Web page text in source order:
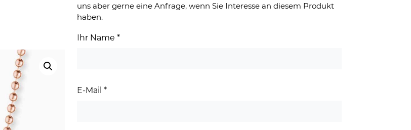
uns aber gerne eine Anfrage, wenn Sie Interesse an diesem Produkt
haben.
Ihr Name *
E-Mail *